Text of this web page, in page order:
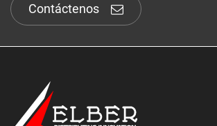
Contáctenos